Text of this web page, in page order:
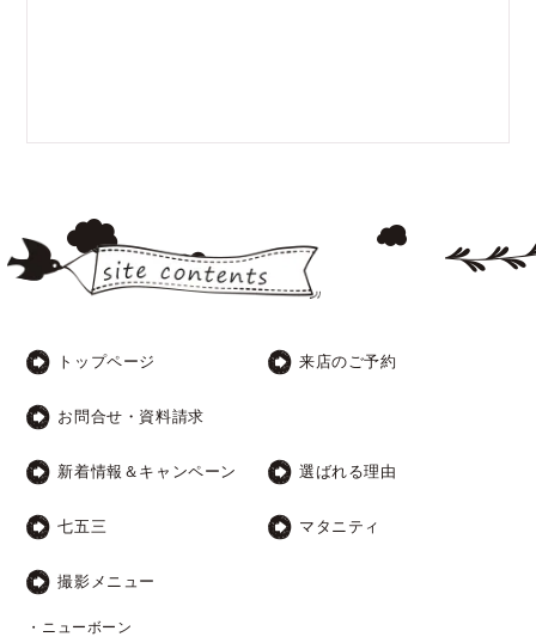
トップページ 来店のご予約
お問合せ・資料請求
新着情報＆キャンペーン 選ばれる理由
七五三 マタニティ
撮影メニュー
・ニューボーン